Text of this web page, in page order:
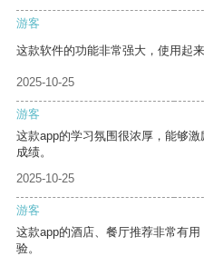
游客
这款软件的功能非常强大，使用起来
2025-10-25
游客
这款app的学习氛围很浓厚，能够
成绩。
2025-10-25
游客
这款app的酒店、餐厅推荐非常有
验。